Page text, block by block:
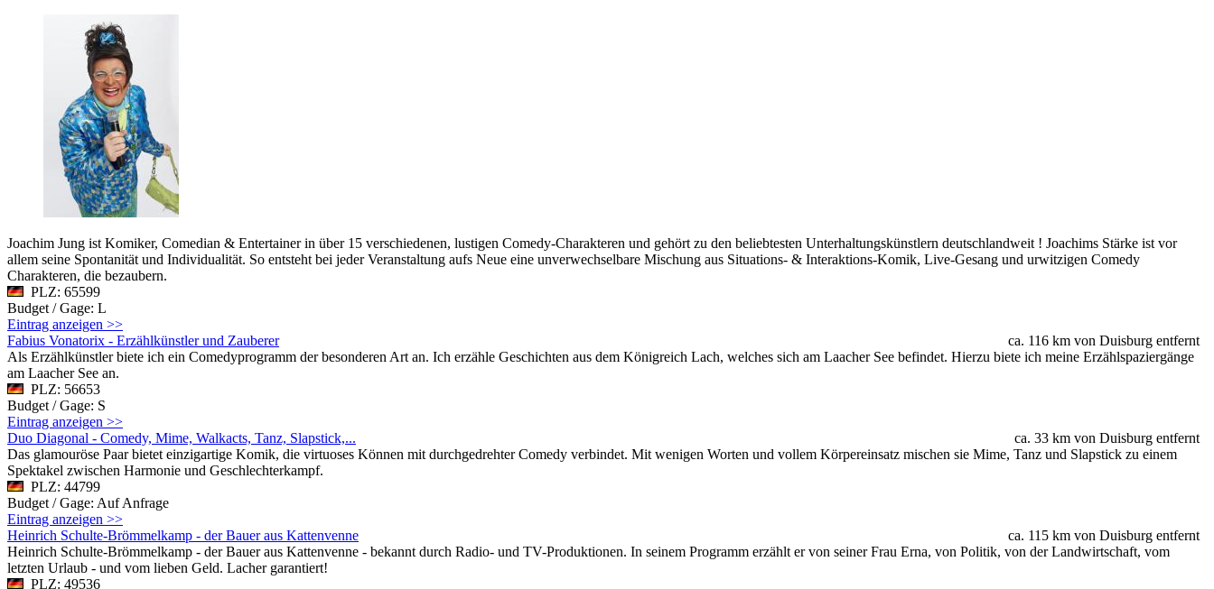
Joachim Jung ist Komiker, Comedian & Entertainer in über 15 verschiedenen, lustigen Comedy-Charakteren und gehört zu den beliebtesten Unterhaltungskünstlern deutschlandweit ! Joachims Stärke ist vor
allem seine Spontanität und Individualität. So entsteht bei jeder Veranstaltung aufs Neue eine unverwechselbare Mischung aus Situations- & Interaktions-Komik, Live-Gesang und urwitzigen Comedy
Charakteren, die bezaubern.
PLZ: 65599
Budget / Gage: L
Eintrag anzeigen >>
ca. 116 km von Duisburg entfernt
Fabius Vonatorix - Erzählkünstler und Zauberer
Als Erzählkünstler biete ich ein Comedyprogramm der besonderen Art an. Ich erzähle Geschichten aus dem Königreich Lach, welches sich am Laacher See befindet. Hierzu biete ich meine Erzählspaziergänge
am Laacher See an.
PLZ: 56653
Budget / Gage: S
Eintrag anzeigen >>
ca. 33 km von Duisburg entfernt
Duo Diagonal - Comedy, Mime, Walkacts, Tanz, Slapstick,...
Das glamouröse Paar bietet einzigartige Komik, die virtuoses Können mit durchgedrehter Comedy verbindet. Mit wenigen Worten und vollem Körpereinsatz mischen sie Mime, Tanz und Slapstick zu einem
Spektakel zwischen Harmonie und Geschlechterkampf.
PLZ: 44799
Budget / Gage: Auf Anfrage
Eintrag anzeigen >>
ca. 115 km von Duisburg entfernt
Heinrich Schulte-Brömmelkamp - der Bauer aus Kattenvenne
Heinrich Schulte-Brömmelkamp - der Bauer aus Kattenvenne - bekannt durch Radio- und TV-Produktionen. In seinem Programm erzählt er von seiner Frau Erna, von Politik, von der Landwirtschaft, vom
letzten Urlaub - und vom lieben Geld. Lacher garantiert!
PLZ: 49536